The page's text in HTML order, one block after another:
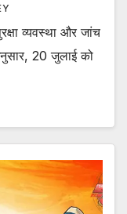
व्यवस्था और जांच
20 जुलाई को